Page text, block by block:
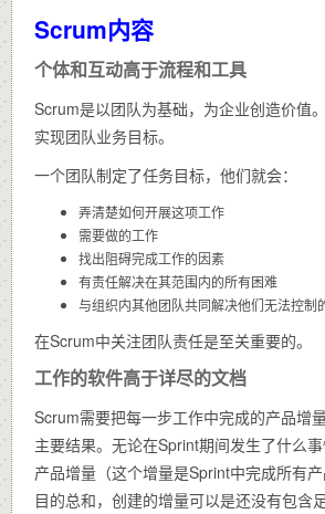
Scrum内容
个体和互动高于流程和工具
Scrum是以团队为基础，为企业创造价值
实现团队业务目标。
一个团队制定了任务目标，他们就会：
弄清楚如何开展这项工作
需要做的工作
找出阻碍完成工作的因素
有责任解决在其范围内的所有困难
与组织内其他团队共同解决他们无法控制
在Scrum中关注团队责任是至关重要的。
工作的软件高于详尽的文档
Scrum需要把每一步工作中完成的产品增
主要结果。无论在Sprint期间发生了什么
产品增量（这个增量是Sprint中完成所有
目的总和，创建的增量可以是还没有包含